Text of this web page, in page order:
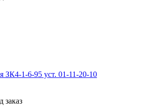
ЗК4-1-6-95 уст. 01-11-20-10
заказ